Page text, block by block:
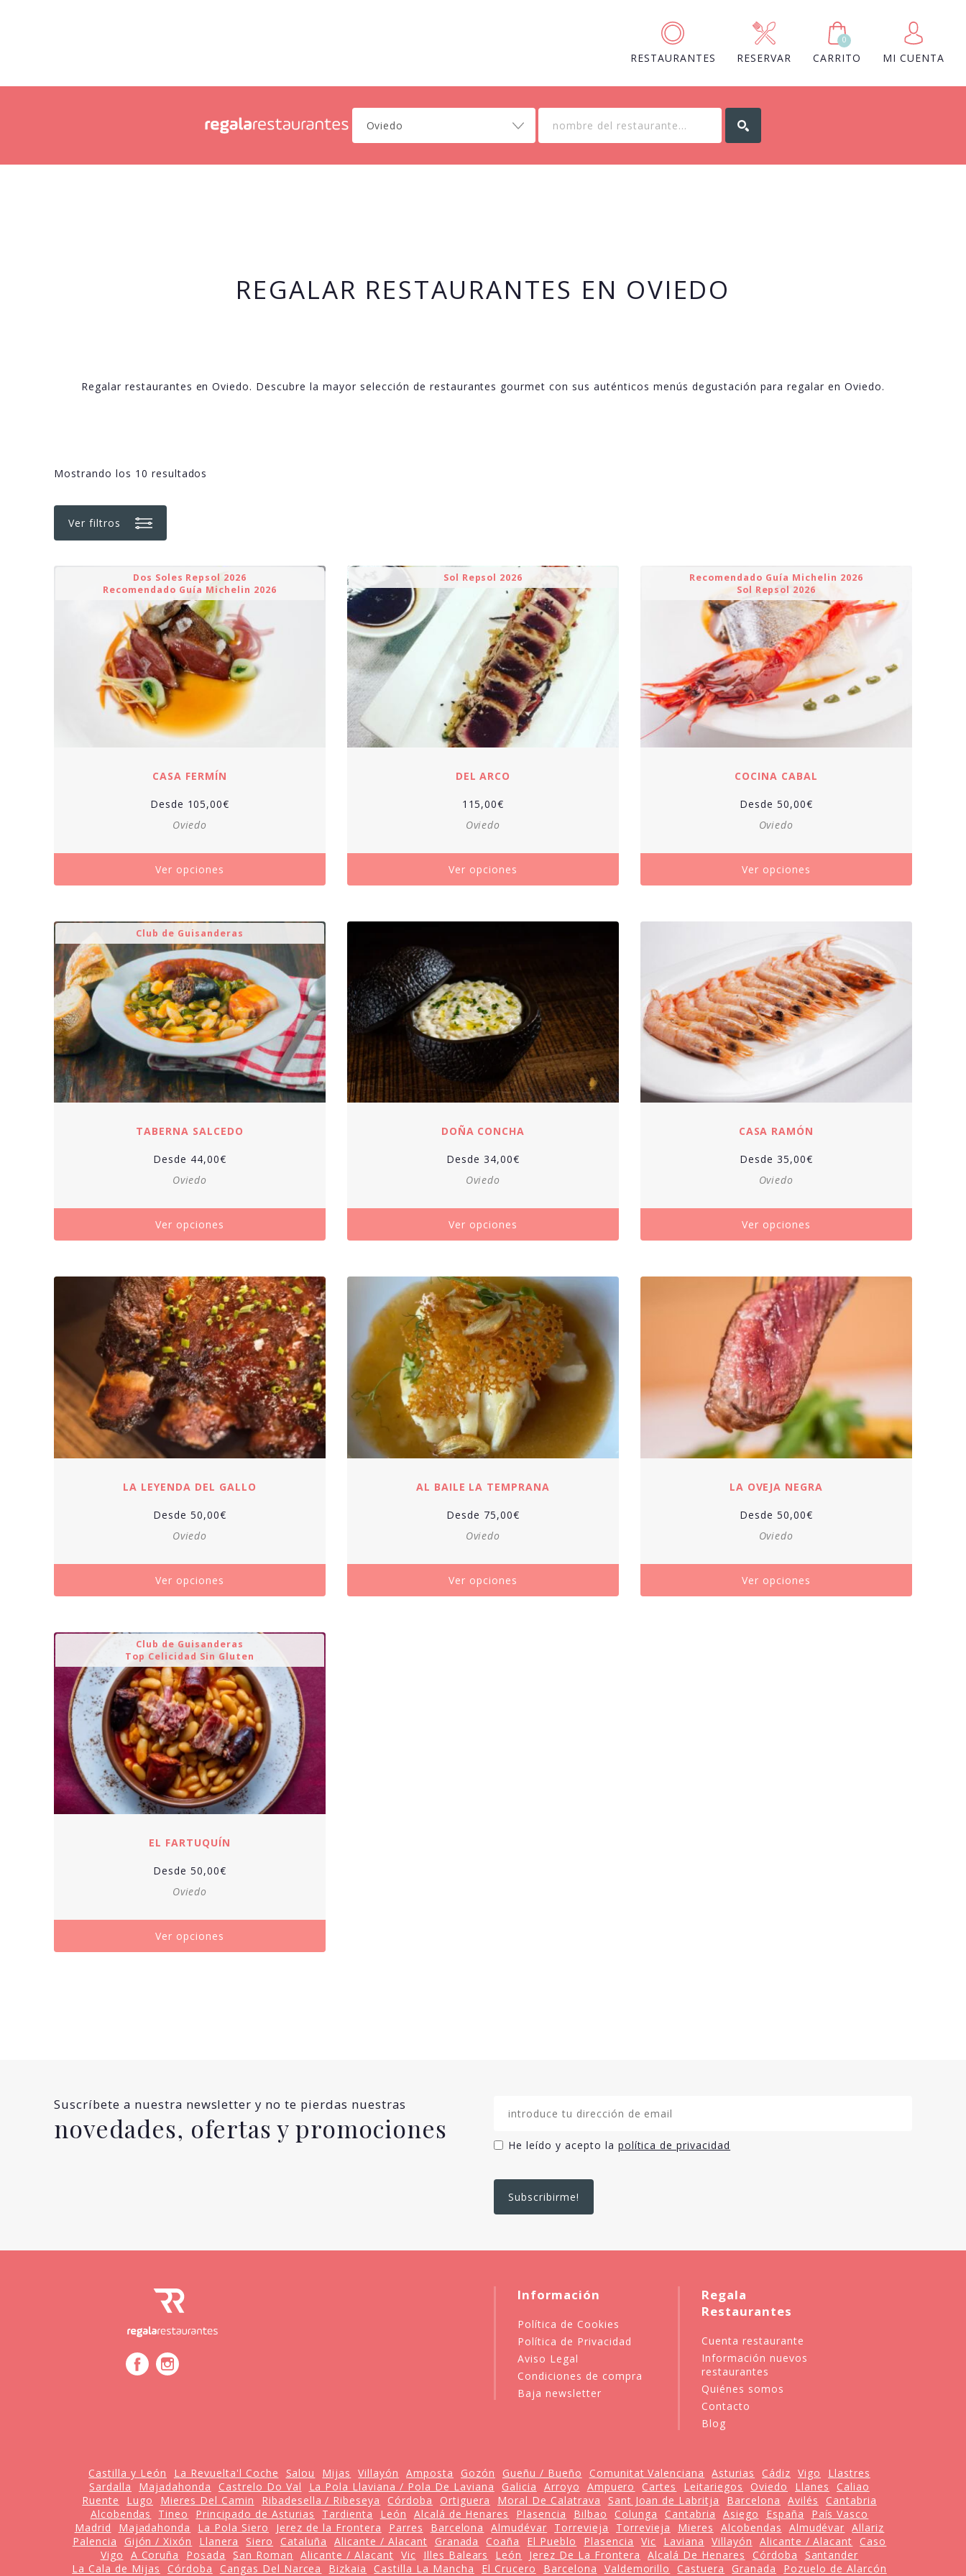
RESTAURANTES RESERVAR
0
CARRITO MI CUENTA
Oviedo
REGALAR RESTAURANTES EN OVIEDO
Regalar restaurantes en Oviedo. Descubre la mayor selección de restaurantes gourmet con sus auténticos menús degustación para regalar en Oviedo.
Mostrando los 10 resultados
Ver filtros
Dos Soles Repsol 2026
Recomendado Guía Michelin 2026
CASA FERMÍN
Desde 105,00€
Oviedo
Ver opciones
Sol Repsol 2026
DEL ARCO
115,00€
Oviedo
Ver opciones
Recomendado Guía Michelin 2026
Sol Repsol 2026
COCINA CABAL
Desde 50,00€
Oviedo
Ver opciones
Club de Guisanderas
TABERNA SALCEDO
Desde 44,00€
Oviedo
Ver opciones
DOÑA CONCHA
Desde 34,00€
Oviedo
Ver opciones
CASA RAMÓN
Desde 35,00€
Oviedo
Ver opciones
LA LEYENDA DEL GALLO
Desde 50,00€
Oviedo
Ver opciones
AL BAILE LA TEMPRANA
Desde 75,00€
Oviedo
Ver opciones
LA OVEJA NEGRA
Desde 50,00€
Oviedo
Ver opciones
Club de Guisanderas
Top Celicidad Sin Gluten
EL FARTUQUÍN
Desde 50,00€
Oviedo
Ver opciones
Suscríbete a nuestra newsletter y no te pierdas nuestras
novedades, ofertas y promociones
He leído y acepto la política de privacidad
Información
Política de Cookies
Política de Privacidad
Aviso Legal
Condiciones de compra
Baja newsletter
Regala
Restaurantes
Cuenta restaurante
Información nuevos
restaurantes
Quiénes somos
Contacto
Blog
Castilla y León La Revuelta'l Coche Salou Mijas Villayón Amposta Gozón Gueñu / Bueño Comunitat Valenciana Asturias Cádiz Vigo
Llastres
Sardalla
Majadahonda Castrelo Do Val La Pola Llaviana / Pola De Laviana Galicia Arroyo Ampuero Cartes Leitariegos Oviedo Llanes
Caliao
Ruente
Lugo Mieres Del Camin Ribadesella / Ribeseya Córdoba Ortiguera Moral De Calatrava Sant Joan de Labritja Barcelona Avilés
Cantabria
Alcobendas
Tineo Principado de Asturias Tardienta León Alcalá de Henares Plasencia Bilbao Colunga Cantabria Asiego España
País Vasco
Madrid
Majadahonda La Pola Siero Jerez de la Frontera Parres Barcelona Almudévar Torrevieja Torrevieja Mieres Alcobendas Almudévar
Allariz
Palencia
Gijón / Xixón Llanera Siero Cataluña Alicante / Alacant Granada Coaña El Pueblo Plasencia Vic Laviana Villayón Alicante / Alacant
Caso
Vigo
A Coruña Posada San Roman Alicante / Alacant Vic Illes Balears León Jerez De La Frontera Alcalá De Henares Córdoba
Santander
La Cala de Mijas
Córdoba Cangas Del Narcea Bizkaia Castilla La Mancha El Crucero Barcelona Valdemorillo Castuera Granada
Pozuelo de Alarcón